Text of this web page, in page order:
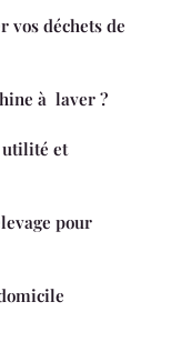
vos déchets de
à laver ?
utilité et
pour